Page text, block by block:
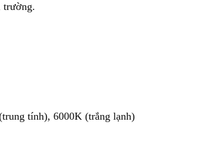
trường.
tính), 6000K (trắng lạnh)